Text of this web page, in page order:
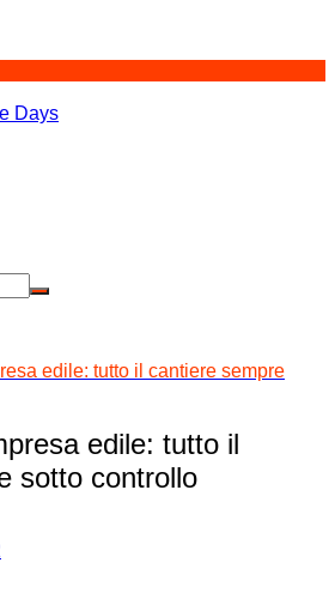
Days
edile: tutto il cantiere sempre
edile: tutto il
sotto controllo